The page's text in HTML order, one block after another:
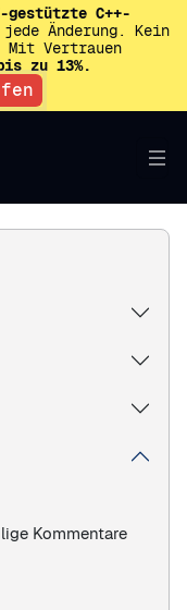
gestützte C++-
Änderung. Kein
Vertrauen
zu 13%.
Kommentare